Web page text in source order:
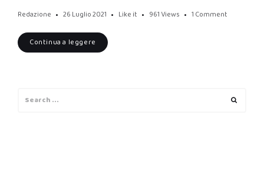
Redazione 26 Luglio 2021 Like it 961 Views 1 Comment
Continua a leggere
for: